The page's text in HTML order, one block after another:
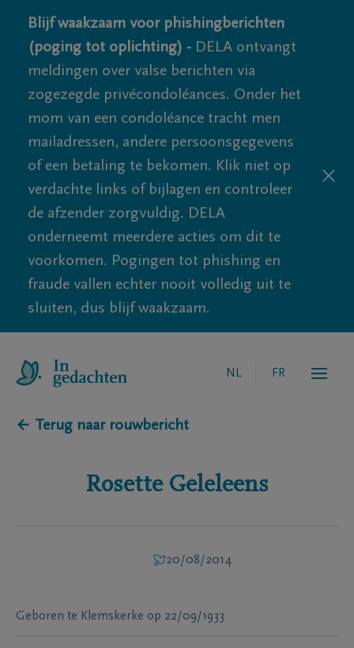
Blijf waakzaam voor phishingberichten
(poging tot oplichting) - DELA ontvangt
meldingen over valse berichten via
zogezegde privécondoléances. Onder het
mom van een condoléance tracht men
mailadressen, andere persoonsgegevens
of een betaling te bekomen. Klik niet op
verdachte links of bijlagen en controleer
de afzender zorgvuldig. DELA
onderneemt meerdere acties om dit te
voorkomen. Pogingen tot phishing en
fraude vallen echter nooit volledig uit te
sluiten, dus blijf waakzaam.
NL FR
← Terug naar rouwbericht
Rosette Geleleens
20/08/2014
Geboren te Klemskerke op 22/09/1933